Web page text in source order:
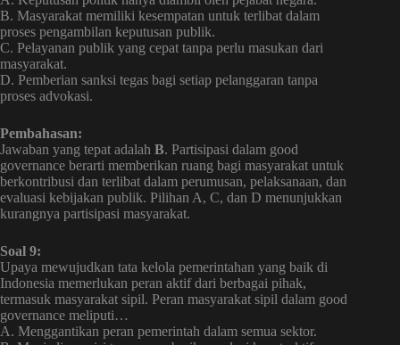
B. Masyarakat memiliki kesempatan untuk terlibat dalam
proses pengambilan keputusan publik.
C. Pelayanan publik yang cepat tanpa perlu masukan dari
masyarakat.
D. Pemberian sanksi tegas bagi setiap pelanggaran tanpa
proses advokasi.
Pembahasan:
Jawaban yang tepat adalah B. Partisipasi dalam good
governance berarti memberikan ruang bagi masyarakat untuk
berkontribusi dan terlibat dalam perumusan, pelaksanaan, dan
evaluasi kebijakan publik. Pilihan A, C, dan D menunjukkan
kurangnya partisipasi masyarakat.
Soal 9:
Upaya mewujudkan tata kelola pemerintahan yang baik di
Indonesia memerlukan peran aktif dari berbagai pihak,
termasuk masyarakat sipil. Peran masyarakat sipil dalam good
governance meliputi…
A. Menggantikan peran pemerintah dalam semua sektor.